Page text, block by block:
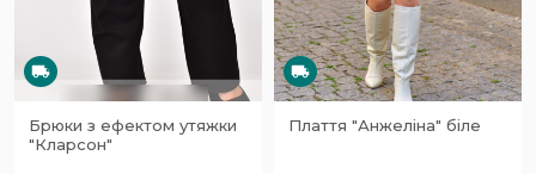
Брюки з ефектом утяжки
"Кларсон"
Плаття "Анжеліна" біле